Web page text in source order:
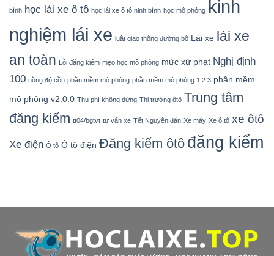
bình học lái xe ô tô học lái xe ô tô ninh bình học mô phỏng kinh
nghiệm lái xe luật giao thông đường bộ Lái xe
lái xe
an toàn
Lỗi đăng kiểm mẹo học mô phỏng mức xử phạt Nghị định
100 nồng độ cồn phần mềm mô phỏng phần mềm mô phỏng 1.2.3 phần mềm
mô phỏng v2.0.0 Thu phí không dừng Thị trường ôtô Trung tâm
đăng kiểm tt04/bgtvt tư vấn xe Tết Nguyên đán Xe máy Xe ô tô xe ôtô
Xe điện Ô tô Ô tô điện Đăng kiểm ôtô đăng kiểm